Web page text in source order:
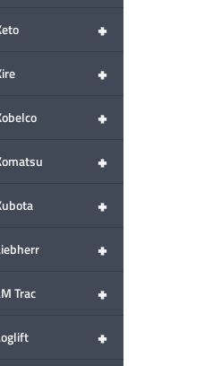
+
+
+
+
+
+
+
Trac
+